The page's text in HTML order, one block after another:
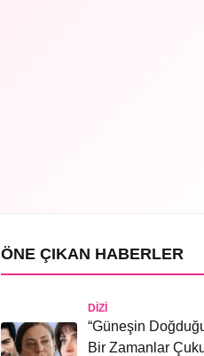
ÖNE ÇIKAN HABERLER
DIZI
“Güneşin
Bir Zamanlar